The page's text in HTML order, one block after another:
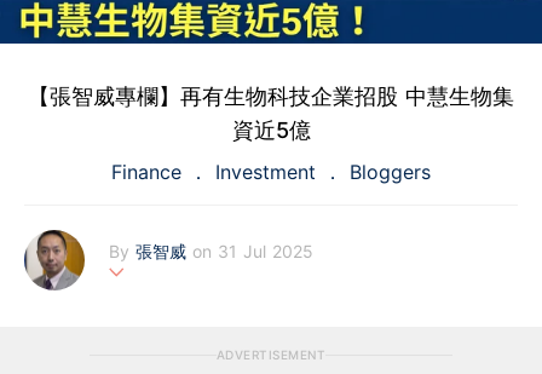
【張智威專欄】再有生物科技企業招股 中慧生物集
資近5億
Finance Investment Bloggers
By 張智威 on 31 Jul 2025
ADVERTISEMENT